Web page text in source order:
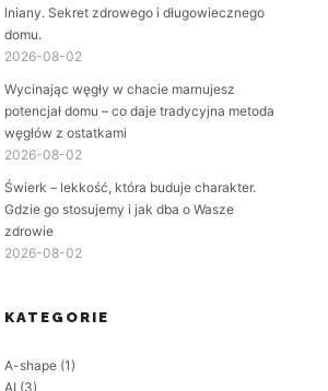
lniany. Sekret zdrowego i długowiecznego
domu.
2026-08-02
Wycinając węgły w chacie marnujesz
potencjał domu – co daje tradycyjna metoda
węgłów z ostatkami
2026-08-02
Świerk – lekkość, która buduje charakter.
Gdzie go stosujemy i jak dba o Wasze
zdrowie
2026-08-02
KATEGORIE
A-shape (1)
AI (3)